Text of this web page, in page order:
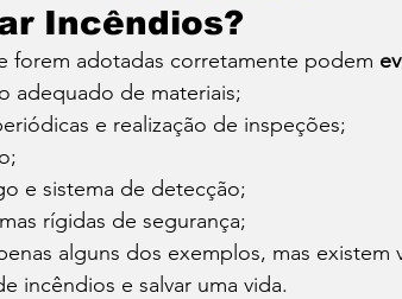
Incêndios?
forem adotadas corretamente podem
adequado de materiais;
e realização de inspeções;
e sistema de detecção;
rígidas de segurança;
alguns dos exemplos, mas
incêndios e salvar uma vida.